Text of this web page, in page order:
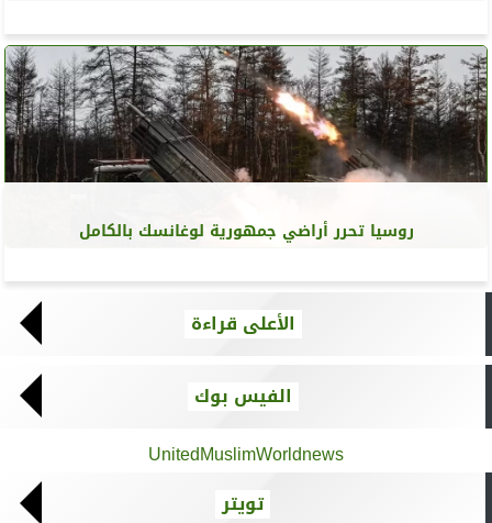
روسيا تحرر أراضي جمهورية لوغانسك بالكامل
الأعلى قراءة
الفيس بوك
UnitedMuslimWorldnews
تويتر